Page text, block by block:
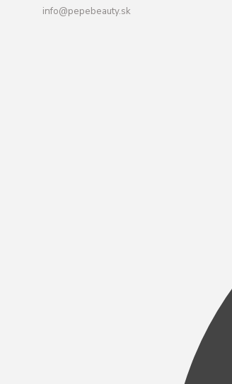
info@pepebeauty.sk